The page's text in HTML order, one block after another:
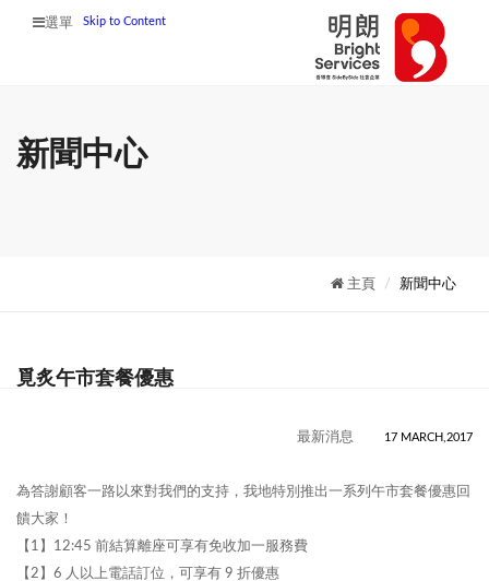
選單 Skip to Content
新聞中心
主頁 新聞中心
覓炙午市套餐優惠
最新消息 17 MARCH,2017
為答謝顧客一路以來對我們的支持，我地特別推出一系列午市套餐優惠回
饋大家！
【1】12:45 前結算離座可享有免收加一服務費
【2】6 人以上電話訂位，可享有 9 折優惠